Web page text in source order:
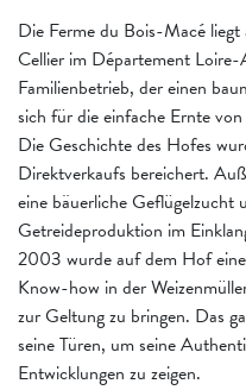
Die Ferme du Bois-Macé
Cellier im Département
Familienbetrieb, der einen
sich für die einfache Ernte
Die Geschichte des Hofes
Direktverkaufs bereichert.
eine bäuerliche Geflügelzucht
Getreideproduktion im
2003 wurde auf dem Hof
Know-how in der
zur Geltung zu bringen. Das
seine Türen, um seine
Entwicklungen zu zeigen.